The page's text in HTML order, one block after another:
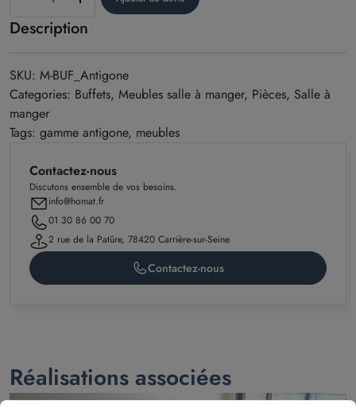
modèle
Description
SKU: M-BUF_Antigone
Categories: Buffets, Meubles salle à manger, Pièces, Salle à
manger
Tags: gamme antigone, meubles
Contactez-nous
Discutons ensemble de vos besoins.
info@homat.fr
01 30 86 00 70
2 rue de la Patûre, 78420 Carrière-sur-Seine
Contactez-nous
Réalisations associées